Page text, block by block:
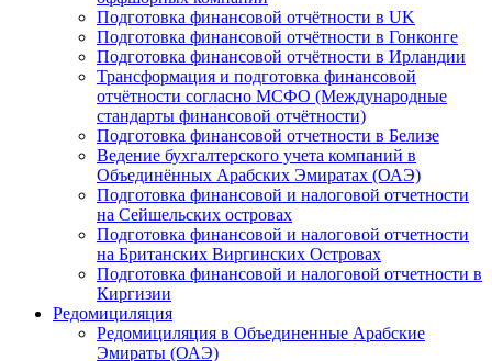
Подготовка финансовой отчётности в UK
Подготовка финансовой отчётности в Гонконге
Подготовка финансовой отчётности в Ирландии
Трансформация и подготовка финансовой
отчётности согласно МСФО (Международные
стандарты финансовой отчётности)
Подготовка финансовой отчетности в Белизе
Ведение бухгалтерского учета компаний в
Объединённых Арабских Эмиратах (ОАЭ)
Подготовка финансовой и налоговой отчетности
на Сейшельских островах
Подготовка финансовой и налоговой отчетности
на Британских Виргинских Островах
Подготовка финансовой и налоговой отчетности в
Киргизии
Редомициляция
Редомициляция в Объединенные Арабские
Эмираты (ОАЭ)